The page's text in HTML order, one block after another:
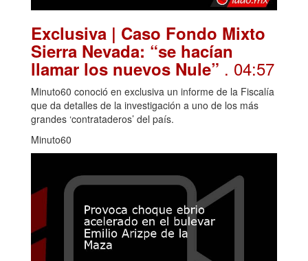
Exclusiva | Caso Fondo Mixto
Sierra Nevada: “se hacían
llamar los nuevos Nule” . 04:57
Minuto60 conoció en exclusiva un informe de la Fiscalía
que da detalles de la investigación a uno de los más
grandes ‘contrataderos’ del país.
Minuto60